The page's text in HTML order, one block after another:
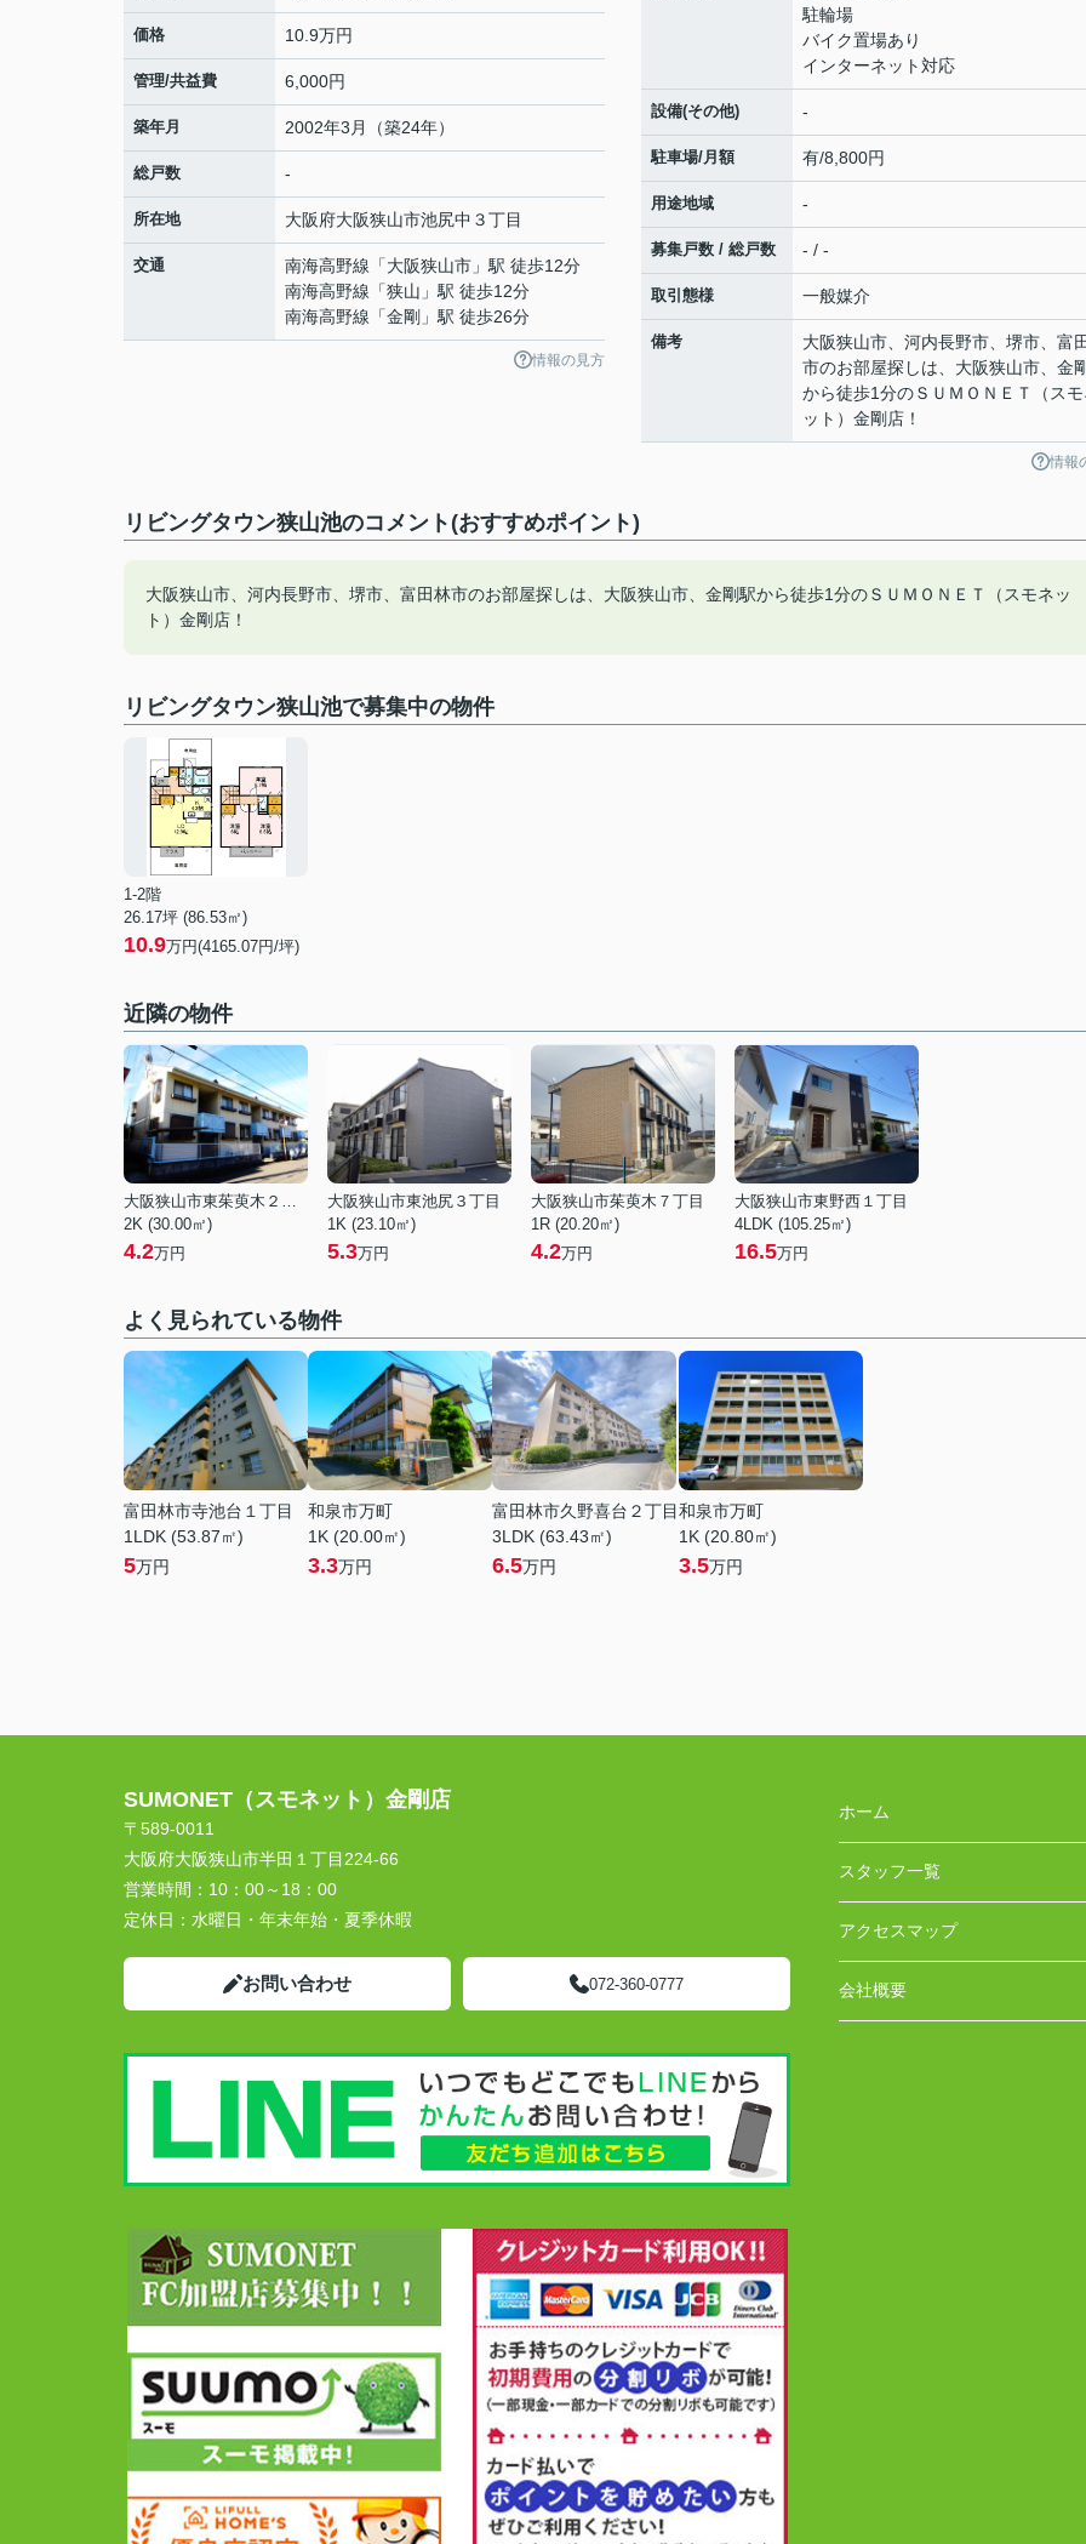
価格 10.9万円
管理/共益費 6,000円
築年月 2002年3月（築24年）
総戸数 -
所在地 大阪府大阪狭山市池尻中 ３丁目
交通 南海高野線 「大阪狭山市 」駅 徒歩12分
南海高野線 「狭山 」駅 徒歩12分
南海高野線 「金剛 」駅 徒歩26分
情報の見方
駐輪場
バイク置場あり
インターネット対応
設備(その他) -
駐車場/月額 有/8,800円
用途地域 -
募集戸数 / 総戸数 - / -
取引態様 一般媒介
備考
大阪狭山市、河内長野市、堺市、富
市のお部屋探しは、大阪狭山市、金
から徒歩1分のＳＵＭＯＮＥＴ（スモ
ット）金剛店！
情報
リビングタウン狭山池のコメント(おすすめポイント)
大阪狭山市、河内長野市、堺市、富田林市のお部屋探しは、大阪狭山市、金剛駅から徒歩1分のＳＵＭＯＮＥＴ（スモネッ
ト）金剛店！
リビングタウン狭山池で募集中の物件
1-2階
26.17坪 (86.53㎡)
10.9万円(4165.07円/坪)
近隣の物件
大阪狭山市東茱萸木２丁目
2K (30.00㎡)
4.2万円
大阪狭山市東池尻３丁目
1K (23.10㎡)
5.3万円
大阪狭山市茱萸木７丁目
1R (20.20㎡)
4.2万円
大阪狭山市東野西１丁目
4LDK (105.25㎡)
16.5万円
よく見られている物件
富田林市寺池台１丁目
1LDK (53.87㎡)
5万円
和泉市万町
1K (20.00㎡)
3.3万円
富田林市久野喜台２丁目
3LDK (63.43㎡)
6.5万円
和泉市万町
1K (20.80㎡)
3.5万円
SUMONET（スモネット）金剛店
〒589-0011
大阪府大阪狭山市半田１丁目224-66
営業時間： 10：00～18：00
定休日： 水曜日・年末年始・夏季休暇
お問い合わせ 072-360-0777
ホーム
スタッフ一覧
アクセスマップ
会社概要